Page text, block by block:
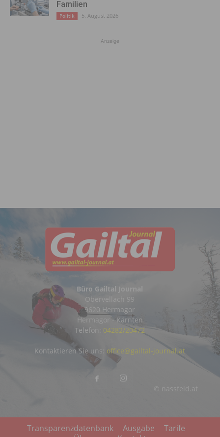
Familien
Politik 5. August 2026
Anzeige
Büro Gailtal Journal
Obervellach 99
9620 Hermagor
Hermagor - Kärnten
Telefon: 04282/20472
© nassfeld.at
Kontaktieren Sie uns: office@gailtal-journal.at
Transparenzdatenbank Ausgabe
Tarife